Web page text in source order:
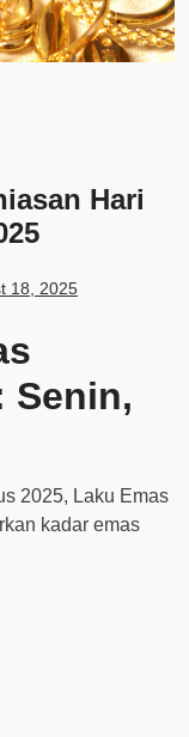
Hari
18, 2025
Senin,
2025, Laku Emas
kadar emas